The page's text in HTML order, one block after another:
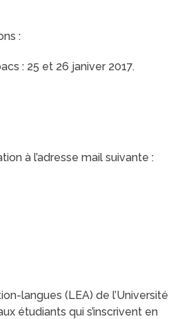
:
: 25 et 26 janiver 2017.
à l’adresse mail suivante :
langues (LEA) de l’Université
étudiants qui s’inscrivent en